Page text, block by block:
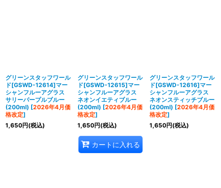
絞り込む
グリーンスタッフワール
ド[GSWD-12614]マー
シャンフルーアグラス
サリーパープルブルー
(200ml) [2026年4月価
格改定]
1,650円(税込)
グリーンスタッフワール
ド[GSWD-12615]マー
シャンフルーアグラス
ネオンイエティブルー
(200ml) [2026年4月価
格改定]
1,650円(税込)
カートに入れる
グリーンスタッフワール
ド[GSWD-12616]マー
シャンフルーアグラス
ネオンスティッチブルー
(200ml) [2026年4月価
格改定]
1,650円(税込)